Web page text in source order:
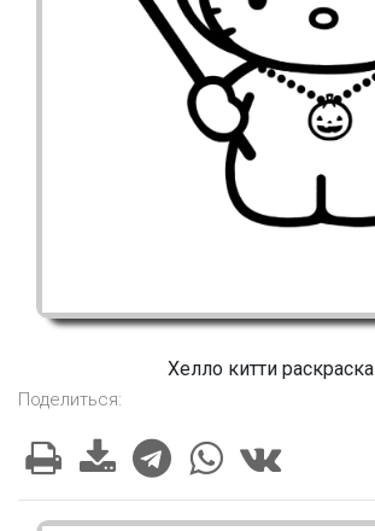
Хелло китти раскраска
Поделиться: